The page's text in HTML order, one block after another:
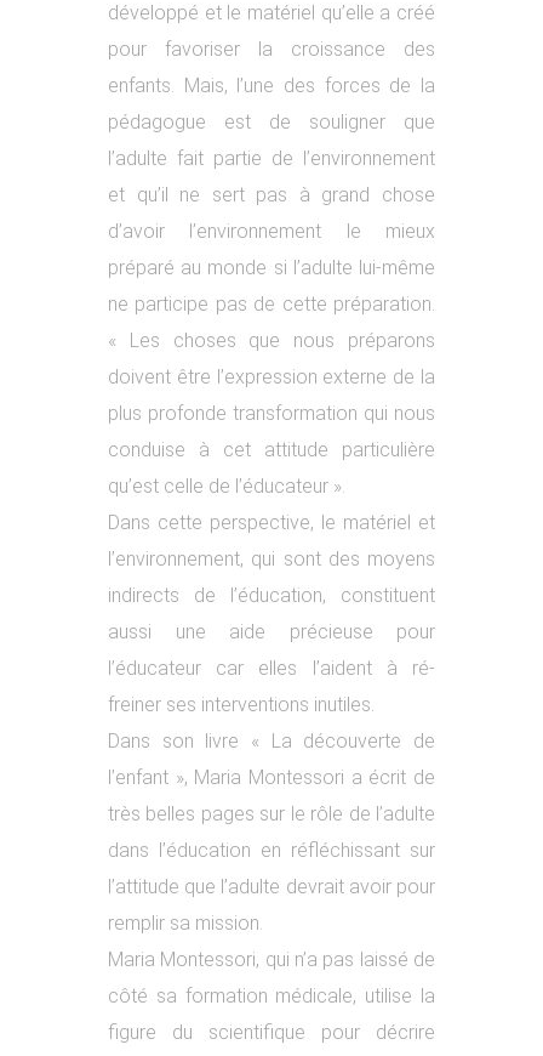
développé et le matériel qu’elle a créé
pour favoriser la croissance des
enfants. Mais, l’une des forces de la
pédagogue est de souligner que
l’adulte fait partie de l’environnement
et qu’il ne sert pas à grand chose
d’avoir l’environnement le mieux
préparé au monde si l’adulte lui-même
ne participe pas de cette préparation.
« Les choses que nous préparons
doivent être l’expression externe de la
plus profonde transformation qui nous
conduise à cet attitude particulière
qu’est celle de l’éducateur ».
Dans cette perspective, le matériel et
l’environnement, qui sont des moyens
indirects de l’éducation, constituent
aussi une aide précieuse pour
l’éducateur car elles l’aident à ré-
freiner ses interventions inutiles.
Dans son livre « La découverte de
l’enfant », Maria Montessori a écrit de
très belles pages sur le rôle de l’adulte
dans l’éducation en réfléchissant sur
l’attitude que l’adulte devrait avoir pour
remplir sa mission.
Maria Montessori, qui n’a pas laissé de
côté sa formation médicale, utilise la
figure du scientifique pour décrire